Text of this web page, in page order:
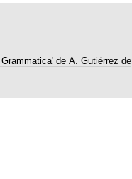
de A. Gutiérrez de